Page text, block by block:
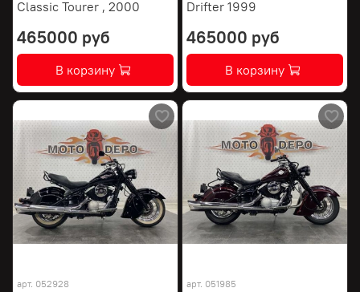
Classic Tourer , 2000
465000 руб
В корзину
Drifter 1999
465000 руб
В корзину
арт. 052928 арт. 051985